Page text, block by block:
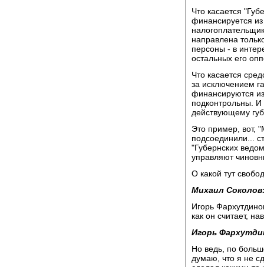
Что касается
финансируется
направлена
персоны - в
остальных его
Что касается
за исключением
финансируются
подконтрольны.
действующему
Это пример, вот,
подсоединили...
"Губернских
управляют
О какой тут
Михаил
Игорь
как он считает,
Игорь
Но ведь, по
думаю, что я не